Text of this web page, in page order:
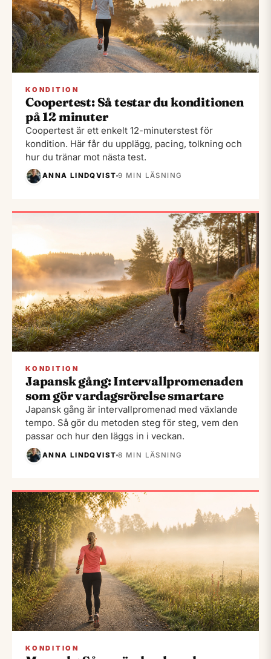
KONDITION
Coopertest: Så testar du konditionen
på 12 minuter
Coopertest är ett enkelt 12-minuterstest för
kondition. Här får du upplägg, pacing, tolkning och
hur du tränar mot nästa test.
ANNA LINDQVIST 9 MIN LÄSNING
KONDITION
Japansk gång: Intervallpromenaden
som gör vardagsrörelse smartare
Japansk gång är intervallpromenad med växlande
tempo. Så gör du metoden steg för steg, vem den
passar och hur den läggs in i veckan.
ANNA LINDQVIST 8 MIN LÄSNING
KONDITION